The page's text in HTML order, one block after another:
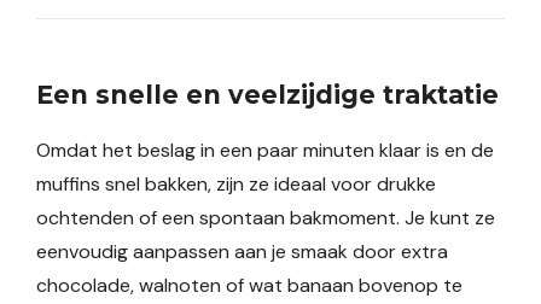
Een snelle en veelzijdige traktatie
Omdat het beslag in een paar minuten klaar is en de
muffins snel bakken, zijn ze ideaal voor drukke
ochtenden of een spontaan bakmoment. Je kunt ze
eenvoudig aanpassen aan je smaak door extra
chocolade, walnoten of wat banaan bovenop te